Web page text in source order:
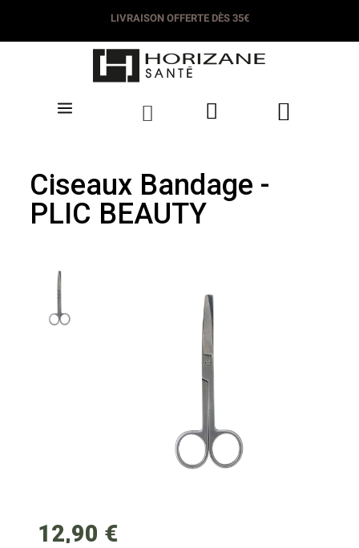
LIVRAISON OFFERTE DÈS 35€​
Ciseaux Bandage -
PLIC BEAUTY
12,90 €